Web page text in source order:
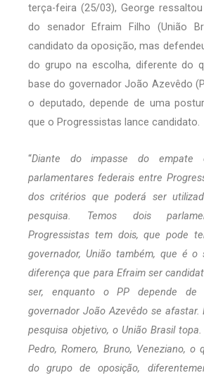
terça-feira (25/03), George
do senador Efraim Filho (União
candidato da oposição, mas
do grupo na escolha, diferente do
base do governador João Azevêdo
o deputado, depende de uma
que o Progressistas lance candidato.
“Diante do impasse do empate
parlamentares federais entre
dos critérios que poderá ser
pesquisa. Temos dois
Progressistas tem dois, que pode
governador, União também, que é o
diferença que para Efraim ser
ser, enquanto o PP depende de
governador João Azevêdo se afastar.
pesquisa objetivo, o União Brasil
Pedro, Romero, Bruno, Veneziano, o
do grupo de oposição,